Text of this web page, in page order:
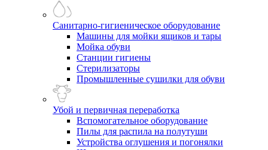
Санитарно-гигиеническое оборудование
Машины для мойки ящиков и тары
Мойка обуви
Станции гигиены
Стерилизаторы
Промышленные сушилки для обуви
Убой и первичная переработка
Вспомогательное оборудование
Пилы для распила на полутуши
Устройства оглушения и погонялки